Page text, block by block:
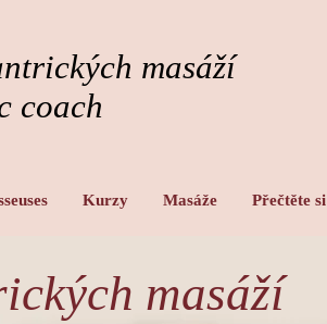
masáží
coach
Kurzy Masáže Přečtěte si
masáží